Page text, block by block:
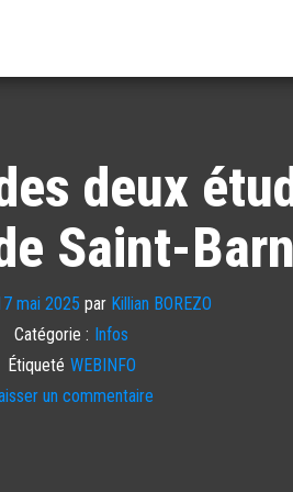
deux
Saint-
mai 2025 par Killian BOREZO
Catégorie : Infos
Étiqueté WEBINFO
un commentaire